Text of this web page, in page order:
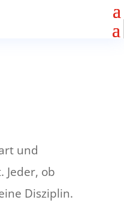
und
Jeder, ob
Disziplin.